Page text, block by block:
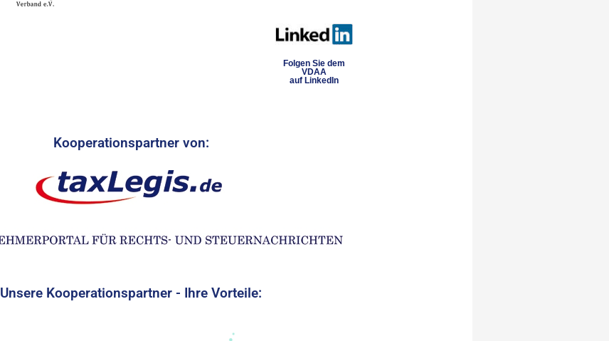
Folgen Sie dem
VDAA
auf LinkedIn
Kooperationspartner von:
Unsere Kooperationspartner - Ihre Vorteile: